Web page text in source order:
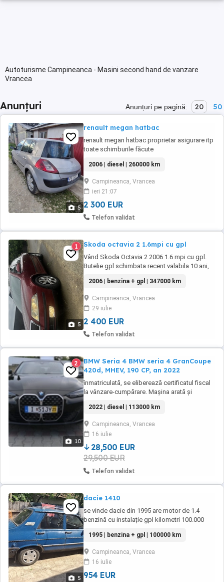
Autoturisme Campineanca - Masini second hand de vanzare
Vrancea
Anunțuri Anunțuri pe pagină: 20 50
5
renault megan hatbac
renault megan hatbac proprietar asigurare itp
toate schimburile făcute
2006 | diesel | 260000 km
Campineanca, Vrancea
ieri 21:07
2 300 EUR
Telefon validat
5
1 Skoda octavia 2 1.6mpi cu gpl
Vând Skoda Octavia 2 2006 1.6 mpi cu gpl.
Butelie gpl schimbata recent valabila 10 ani,
mașina merge foarte bine se deplasează pe
orice distanță dotări dubluclimatronic pe 2
zone oglinzi electrice reglabile geamuri
electrice pilot automat senzori parcare spate
...
2006 | benzina + gpl | 347000 km
Campineanca, Vrancea
29 iulie
2 400 EUR
Telefon validat
10
2
BMW Seria 4 BMW seria 4 GranCoupe
420d, MHEV, 190 CP, an 2022
înmatriculată, se eliberează certificatul fiscal
la vânzare-cumpărare. Mașina arată și
sau alte incidente, cu istoric complet in
reprezentanță BMW. Nu doresc schimburi,
combinații, intermediari! O mașină pentru
pretențioși, accept și recomand tester și
verificare ...
2022 | diesel | 113000 km
Campineanca, Vrancea
16 iulie
28,500 EUR
29,500 EUR
Telefon validat
5
dacie 1410
se vinde dacie din 1995 are motor de 1.4
benzină cu instalație gpl kilometri 100.000
1995 | benzina + gpl | 100000 km
Campineanca, Vrancea
16 iulie
954 EUR